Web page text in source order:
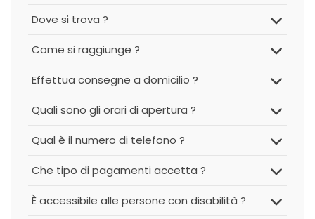
Dove si trova ?
Come si raggiunge ?
Effettua consegne a domicilio ?
Quali sono gli orari di apertura ?
Qual è il numero di telefono ?
Che tipo di pagamenti accetta ?
È accessibile alle persone con disabilità ?